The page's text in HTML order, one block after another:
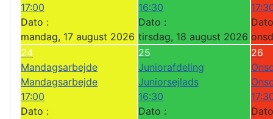
17:00
Dato :
mandag, 17 august 2026
16:30
Dato :
tirsdag, 18 august 2026
24
Mandagsarbejde
Mandagsarbejde
17:00
Dato :
25
Juniorafdeling
Juniorsejlads
16:30
Dato :
26